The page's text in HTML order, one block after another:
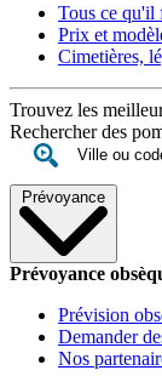
Tous ce qu'il
Prix et
Cimetières,
Trouvez les
Rechercher des
Prévoyance
Prévoyance
Prévision
Demander
Nos